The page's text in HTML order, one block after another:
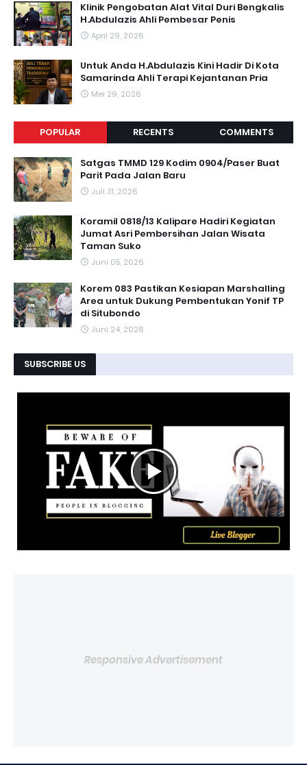
Klinik Pengobatan Alat Vital Duri Bengkalis
H.Abdulazis Ahli Pembesar Penis
April 29, 2026
Untuk Anda H.Abdulazis Kini Hadir Di Kota
Samarinda Ahli Terapi Kejantanan Pria
Mei 29, 2026
POPULAR RECENTS COMMENTS
Satgas TMMD 129 Kodim 0904/Paser Buat
Parit Pada Jalan Baru
Juli 31, 2026
Koramil 0818/13 Kalipare Hadiri Kegiatan
Jumat Asri Pembersihan Jalan Wisata
Taman Suko
Juni 05, 2026
Korem 083 Pastikan Kesiapan Marshalling
Area untuk Dukung Pembentukan Yonif TP
di Situbondo
Juni 24, 2026
SUBSCRIBE US
Responsive Advertisement